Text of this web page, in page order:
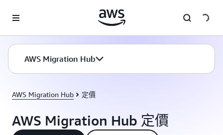
AWS Migration Hub
AWS Migration Hub 定價
AWS Migration Hub 定價